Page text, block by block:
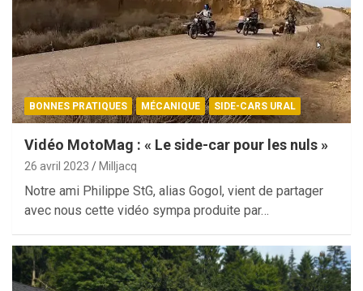
BONNES PRATIQUES MÉCANIQUE SIDE-CARS URAL
Vidéo MotoMag : « Le side-car pour les nuls »
26 avril 2023 Milljacq
Notre ami Philippe StG, alias Gogol, vient de partager
avec nous cette vidéo sympa produite par…